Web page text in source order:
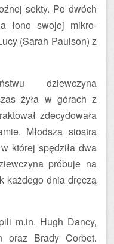
sekty. Po dwóch
łono swojej mikro-
(Sarah Paulson) z
dziewczyna
żyła w górach z
zdecydowała
Młodsza siostra
której spędziła dwa
próbuje na
każdego dnia dręczą
m.in. Hugh Dancy,
oraz Brady Corbet.